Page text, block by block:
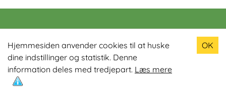
Hjemmesiden anvender cookies til at huske
dine indstillinger og statistik. Denne
information deles med tredjepart. Læs mere
OK
Populære produkter
Odin R900 Romaskine
Odin S900 Spinningcykel